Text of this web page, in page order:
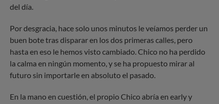
del día.
Por desgracia, hace solo unos minutos le veíamos perder un
buen bote tras disparar en los dos primeras calles, pero
hasta en eso le hemos visto cambiado. Chico no ha perdido
la calma en ningún momento, y se ha propuesto mirar al
futuro sin importarle en absoluto el pasado.
En la mano en cuestión, el propio Chico abría en early y